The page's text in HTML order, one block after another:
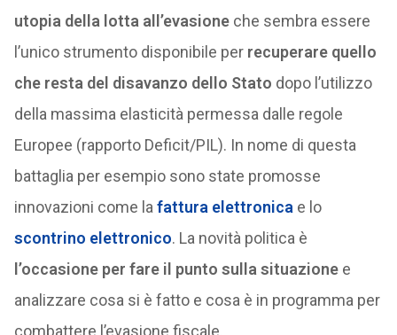
utopia della lotta all’evasioneche sembra essere
l’unico strumento disponibile perrecuperare quello
che resta del disavanzo dello Stato dopo l’utilizzo
della massima elasticità permessa dalle regole
Europee (rapporto Deficit/PIL). In nome di questa
battaglia per esempio sono state promosse
innovazioni come la fattura elettronica e lo
scontrino elettronico. La novità politica è
l’occasione per fare il punto sulla situazionee
analizzare cosa si è fatto e cosa è in programma per
combattere l’evasione fiscale.